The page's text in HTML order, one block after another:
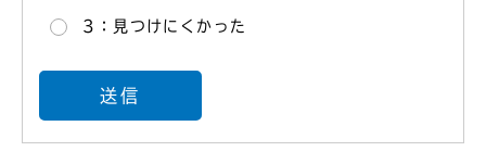
3：見つけにくかった